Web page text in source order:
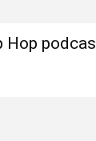
Hop